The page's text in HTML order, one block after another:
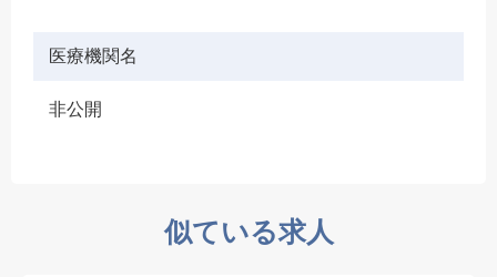
医療機関名
非公開
似ている求人